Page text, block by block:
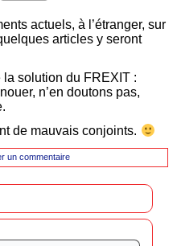
actuels, à l’étranger, sur
articles y seront
la solution du FREXIT :
n’en doutons pas,
de mauvais conjoints.
un commentaire